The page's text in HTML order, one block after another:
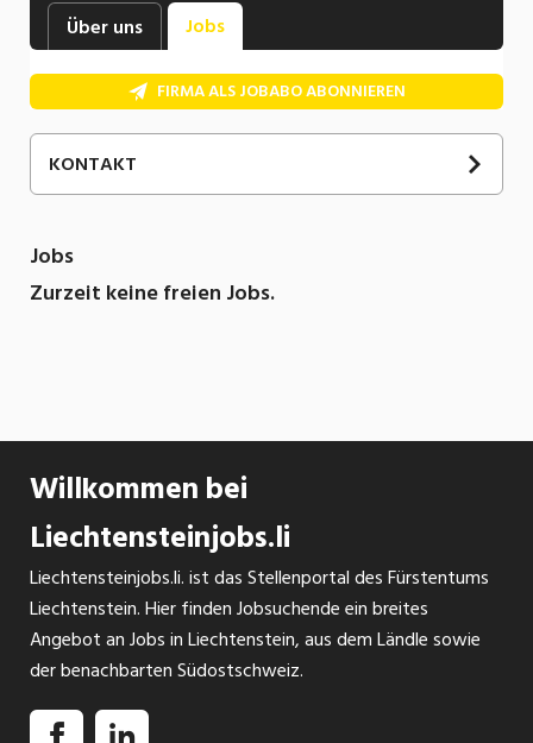
Über uns Jobs
FIRMA ALS JOBABO ABONNIEREN
KONTAKT
081 300 26 74
E-Mail
Jobs
Zurzeit keine freien Jobs.
Willkommen bei
Liechtensteinjobs.li
Liechtensteinjobs.li. ist das Stellenportal des Fürstentums
Liechtenstein. Hier finden Jobsuchende ein breites
Angebot an Jobs in Liechtenstein, aus dem Ländle sowie
der benachbarten Südostschweiz.